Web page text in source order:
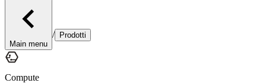
Main menu
/ Prodotti
Compute